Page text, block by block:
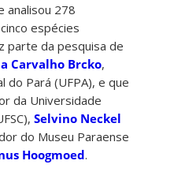
analisou 278
espécies
parte da pesquisa de
Carvalho Brcko,
do Pará (UFPA), e que
da Universidade
Selvino Neckel
do Museu Paraense
Hoogmoed.